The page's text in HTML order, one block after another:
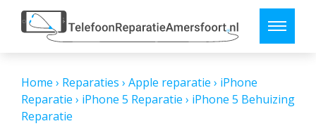
Home › Reparaties › Apple reparatie › iPhone
Reparatie › iPhone 5 Reparatie › iPhone 5 Behuizing
Reparatie